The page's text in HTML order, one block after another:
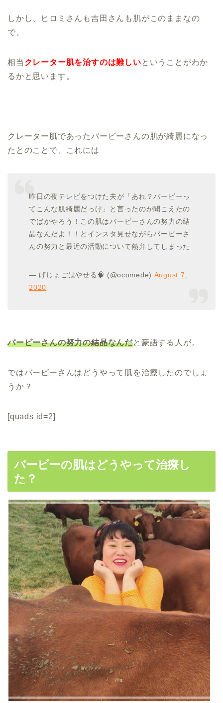
しかし、ヒロミさんも吉田さんも肌がこのままなの
で、
相当 クレーター肌を治すのは難しいということがわか
るかと思います。
クレーター肌であったバービーさんの肌が綺麗になっ
たとのことで、これには
昨日の夜テレビをつけた夫が「あれ？バービーっ
てこんな肌綺麗だっけ」と言ったのが聞こえたの
でばかやろう！この肌はバービーさんの努力の結
晶なんだよ！！とインスタ見せながらバービーさ
んの努力と最近の活動について熱弁してしまった
— げじょごはやせる🧠 (@ocomede) August 7,
2020
バービーさんの努力の結晶なんだと豪語する人が。
ではバービーさんはどうやって肌を治療したのでしょ
うか？
[quads id=2]
バービーの肌はどうやって治療し
た？